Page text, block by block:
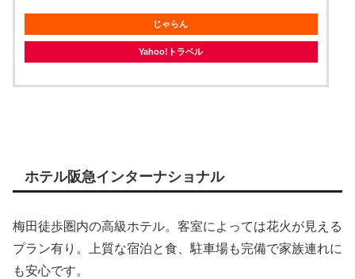
じゃらん
Yahoo!トラベル
ホテル阪急インターナショナル
梅田徒歩圏内の高級ホテル。客室によっては花火が見える
プラン有り。上質な宿泊と食、駐車場も完備で家族連れに
も安心です。